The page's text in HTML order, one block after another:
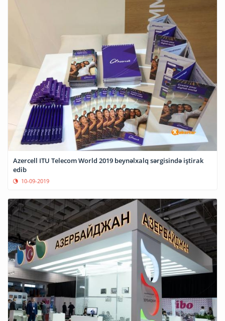
Azercell ITU Telecom World 2019 beynəlxalq sərgisində iştirak
edib
10-09-2019